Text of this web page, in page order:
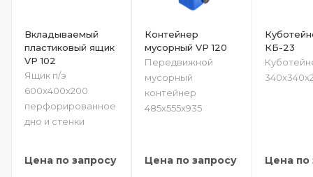
Вкладываемый
пластиковый ящик
VP 102
Ящик п/э
600х400х200
перфорированное
дно и стенки
Цена по запросу
Контейнер
мусорный VP 120
Передвижной
мусорный
контейнер
485х555х935
Цена по запросу
КБ-23
Цена по